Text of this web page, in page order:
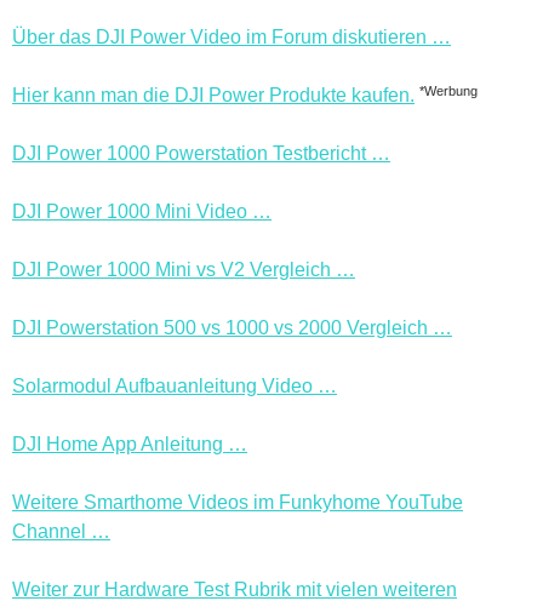
Über das DJI Power Video im Forum diskutieren …
Hier kann man die DJI Power Produkte kaufen. *Werbung
DJI Power 1000 Powerstation Testbericht …
DJI Power 1000 Mini Video …
DJI Power 1000 Mini vs V2 Vergleich …
DJI Powerstation 500 vs 1000 vs 2000 Vergleich …
Solarmodul Aufbauanleitung Video …
DJI Home App Anleitung …
Weitere Smarthome Videos im Funkyhome YouTube
Channel …
Weiter zur Hardware Test Rubrik mit vielen weiteren